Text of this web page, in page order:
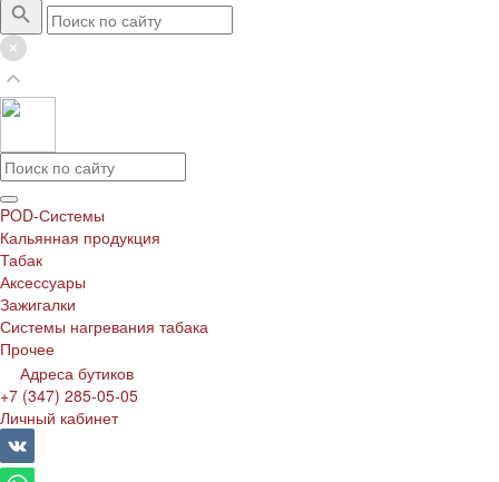
POD-Системы
Кальянная продукция
Табак
Аксессуары
Зажигалки
Системы нагревания табака
Прочее
Адреса бутиков
+7 (347) 285-05-05
Личный кабинет